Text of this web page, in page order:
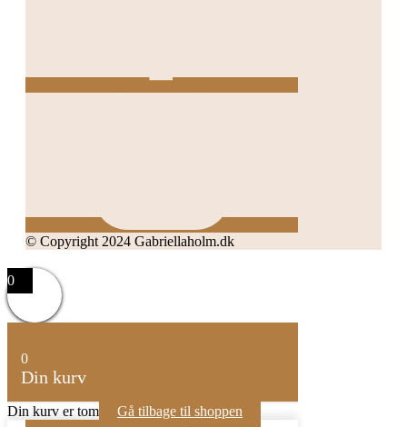
© Copyright 2024 Gabriellaholm.dk
0
0
Din kurv
Din kurv er tom
Gå tilbage til shoppen